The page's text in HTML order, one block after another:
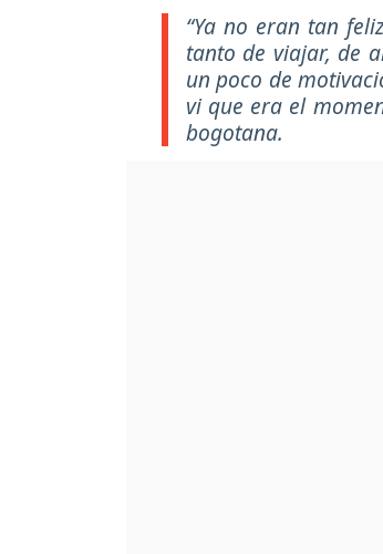
“Ya no eran tan
tanto de viajar, de
un poco de
vi que era el
bogotana.